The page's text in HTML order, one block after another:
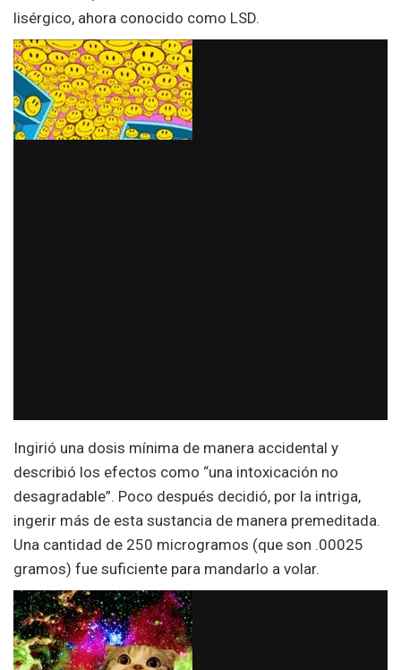
lisérgico, ahora conocido como LSD.
Ingirió una dosis mínima de manera accidental y
describió los efectos como “una intoxicación no
desagradable”. Poco después decidió, por la intriga,
ingerir más de esta sustancia de manera premeditada.
Una cantidad de 250 microgramos (que son .00025
gramos) fue suficiente para mandarlo a volar.